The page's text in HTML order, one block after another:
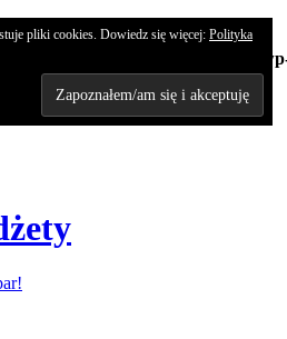
"edn_subs_nonce_field" in
public_html/sklep/
bar/8degree-
pliki cookies. Dowiedz się więcej: Polityka